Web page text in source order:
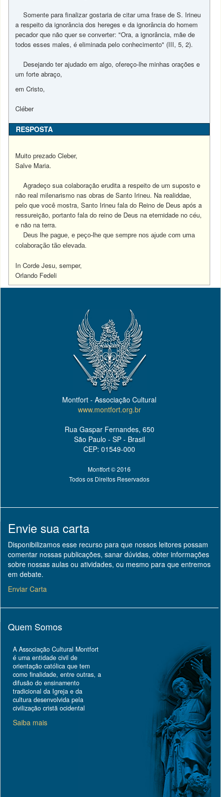
Somente para finalizar gostaria de citar uma frase de S. Irineu
a respeito da ignorância dos hereges e da ignorância do homem
pecador que não quer se converter: "Ora, a ignorância, mãe de
todos esses males, é eliminada pelo conhecimento" (III, 5, 2).
Desejando ter ajudado em algo, ofereço-lhe minhas orações e
um forte abraço,
em Cristo,
Cléber
RESPOSTA
Muito prezado Cleber,
Salve Maria.
Agradeço sua colaboração erudita a respeito de um suposto e
não real milenarismo nas obras de Santo Irineu. Na realiddae,
pelo que você mostra, Santo Irineu fala do Reino de Deus após a
ressureição, portanto fala do reino de Deus na eternidade no céu,
e não na terra.
Deus lhe pague, e peço-lhe que sempre nos ajude com uma
colaboração tão elevada.
In Corde Jesu, semper,
Orlando Fedeli
Montfort - Associação Cultural
www.montfort.org.br
Rua Gaspar Fernandes, 650
São Paulo - SP - Brasil
CEP: 01549-000
Montfort © 2016
Todos os Direitos Reservados
Envie sua carta
Disponibilizamos esse recurso para que nossos leitores possam
comentar nossas publicações, sanar dúvidas, obter informações
sobre nossas aulas ou atividades, ou mesmo para que entremos
em debate.
Enviar Carta
Quem Somos
A Associação Cultural Montfort
é uma entidade civil de
orientação católica que tem
como finalidade, entre outras, a
difusão do ensinamento
tradicional da Igreja e da
cultura desenvolvida pela
civilização cristã ocidental
Saiba mais